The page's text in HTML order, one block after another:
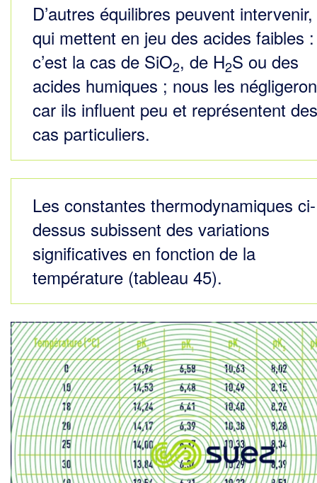
D’autres équilibres peuvent intervenir,
qui mettent en jeu des acides faibles :
c’est la cas de SiO2, de H2S ou des
acides humiques ; nous les
car ils influent peu et représentent des
cas particuliers.
Les constantes thermodynamiques ci-
dessus subissent des variations
significatives en fonction de la
température (tableau 45).